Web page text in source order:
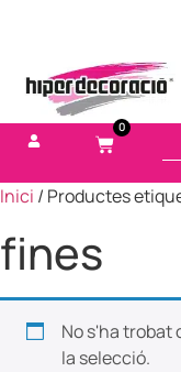
0
Inici / Productes
fines
No s'ha trobat
la selecció.